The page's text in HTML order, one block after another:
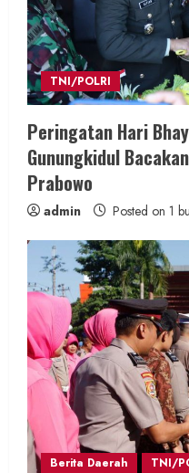
TNI/POLRI
Peringatan Hari
Gunungkidul
Prabowo
admin Posted on 1
Berita Daerah TNI/